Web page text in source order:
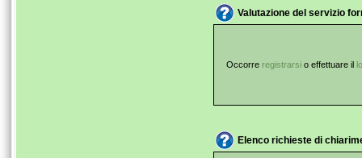
Valutazione del servizio
Occorre registrarsi o effettuare il
Elenco richieste di